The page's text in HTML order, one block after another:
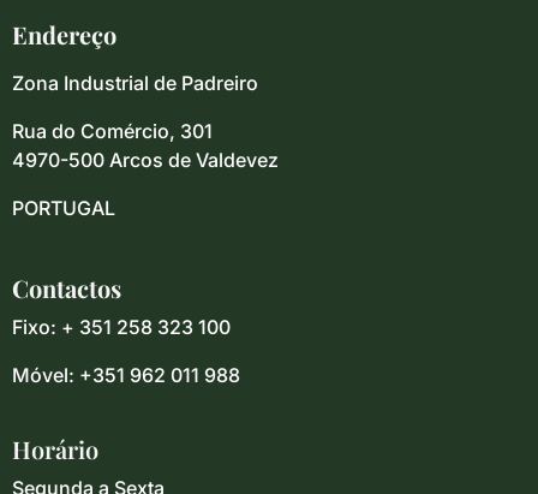
Endereço
Zona Industrial de Padreiro
Rua do Comércio, 301
4970-500 Arcos de Valdevez
PORTUGAL
Contactos
Fixo: + 351 258 323 100
Móvel: +351 962 011 988
Horário
Segunda a Sexta